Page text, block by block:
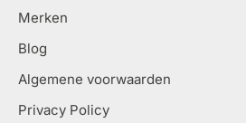
Merken
Blog
Algemene voorwaarden
Privacy Policy